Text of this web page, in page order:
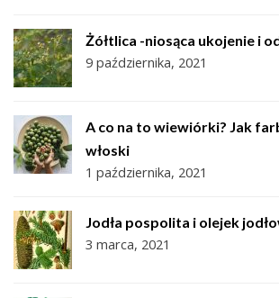
Żółtlica -niosąca ukojenie i
9 października, 2021
A co na to wiewiórki? Jak
włoski
1 października, 2021
Jodła pospolita i olejek
3 marca, 2021